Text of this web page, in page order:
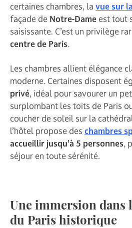
certaines chambres, la vue sur
façade de Notre-Dame est tout
saisissante. C’est un privilège
centre de Paris.
Les chambres allient élégance
moderne. Certaines disposent
privé, idéal pour savourer un
surplombant les toits de Paris
coucher de soleil sur la
l’hôtel propose des chambres
accueillir jusqu’à 5 personnes,
séjour en toute sérénité.
Une immersion dans
du Paris historique